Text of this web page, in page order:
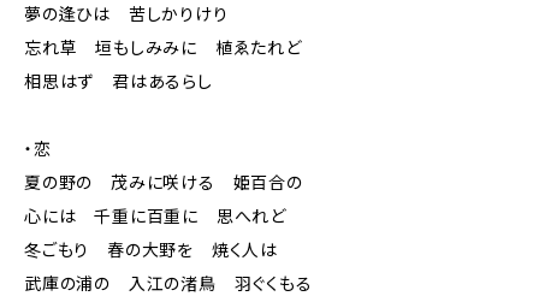
夢の逢ひは 苦しかりけり
忘れ草 垣もしみみに 植ゑたれど
相思はず 君はあるらし
・恋
夏の野の 茂みに咲ける 姫百合の
心には 千重に百重に 思へれど
冬ごもり 春の大野を 焼く人は
武庫の浦の 入江の渚鳥 羽ぐくもる